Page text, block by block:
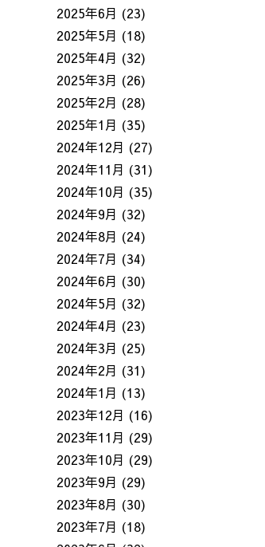
2025年6月 (23)
2025年5月 (18)
2025年4月 (32)
2025年3月 (26)
2025年2月 (28)
2025年1月 (35)
2024年12月 (27)
2024年11月 (31)
2024年10月 (35)
2024年9月 (32)
2024年8月 (24)
2024年7月 (34)
2024年6月 (30)
2024年5月 (32)
2024年4月 (23)
2024年3月 (25)
2024年2月 (31)
2024年1月 (13)
2023年12月 (16)
2023年11月 (29)
2023年10月 (29)
2023年9月 (29)
2023年8月 (30)
2023年7月 (18)